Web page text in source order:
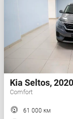
Kia Seltos,
Comfort
61 000 км